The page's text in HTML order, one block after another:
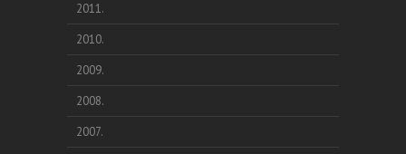
2011.
2010.
2009.
2008.
2007.